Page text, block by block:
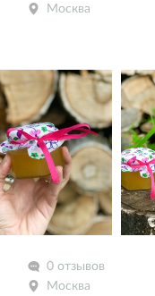
Москва
0 отзывов
Москва